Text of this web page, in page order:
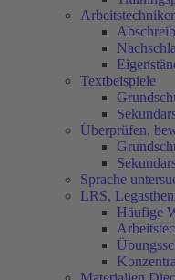
Textbeispiele
Überprüfen,
Sprache
LRS,
Häufige